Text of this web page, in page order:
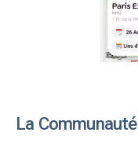
La Communauté